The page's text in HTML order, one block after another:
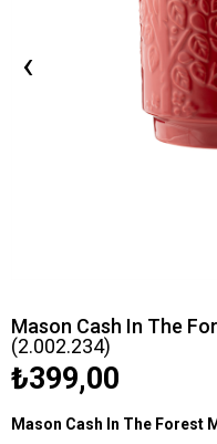
‹
Mason Cash In The
(2.002.234)
₺399,00
Mason Cash In The Forest